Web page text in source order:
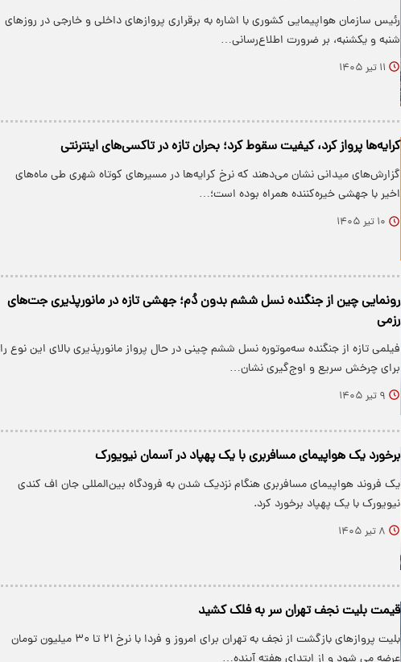
رئیس سازمان هواپیمایی کشوری با اشاره به برقراری پروازهای داخلی و خارجی در روزهای
شنبه و یکشنبه، بر ضرورت اطلاع‌رسانی…
۱۱ تیر ۱۴۰۵
کرایه‌ها پرواز کرد، کیفیت سقوط کرد؛ بحران تازه در تاکسی‌های اینترنتی
گزارش‌های میدانی نشان می‌دهند که نرخ کرایه‌ها در مسیرهای کوتاه شهری طی ماه‌های
اخیر با جهشی خیره‌کننده همراه بوده است؛…
۱۰ تیر ۱۴۰۵
رونمایی چین از جنگنده نسل ششم بدون دُم؛ جهشی تازه در مانورپذیری جت‌های
رزمی
فیلمی تازه از جنگنده سه‌موتوره نسل ششم چینی در حال پرواز مانورپذیری بالای این نوع را
برای چرخش سریع و اوج‌گیری نشان…
۹ تیر ۱۴۰۵
برخورد یک هواپیمای مسافربری با یک پهپاد در آسمان نیویورک
یک فروند هواپیمای مسافربری هنگام نزدیک شدن به فرودگاه بین‌المللی جان اف کندی
نیویورک با یک پهپاد برخورد کرد.
۸ تیر ۱۴۰۵
قیمت بلیت نجف تهران سر به فلک کشید
بلیت پروازهای بازگشت از نجف به تهران برای امروز و فردا با نرخ ۲۱ تا ۳۰ میلیون تومان